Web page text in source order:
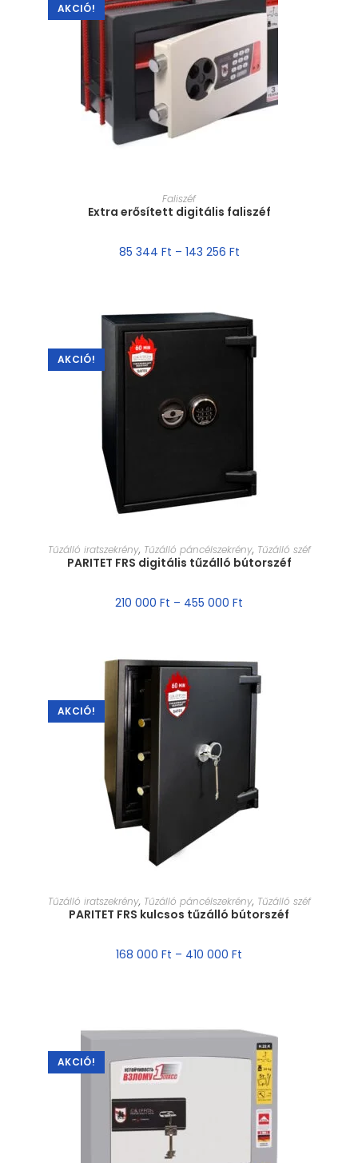
AKCIÓ!
MÉRET VÁLASZTÁSA
Faliszéf
Extra erősített digitális faliszéf
85 344 Ft – 143 256 Ft
AKCIÓ!
MÉRET VÁLASZTÁSA
Tűzálló iratszekrény, Tűzálló páncélszekrény, Tűzálló széf
PARITET FRS digitális tűzálló bútorszéf
210 000 Ft – 455 000 Ft
AKCIÓ!
MÉRET VÁLASZTÁSA
Tűzálló iratszekrény, Tűzálló páncélszekrény, Tűzálló széf
PARITET FRS kulcsos tűzálló bútorszéf
168 000 Ft – 410 000 Ft
AKCIÓ!